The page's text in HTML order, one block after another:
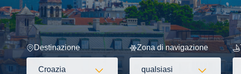
Destinazione
Croazia
Zona di navigazione
qualsiasi